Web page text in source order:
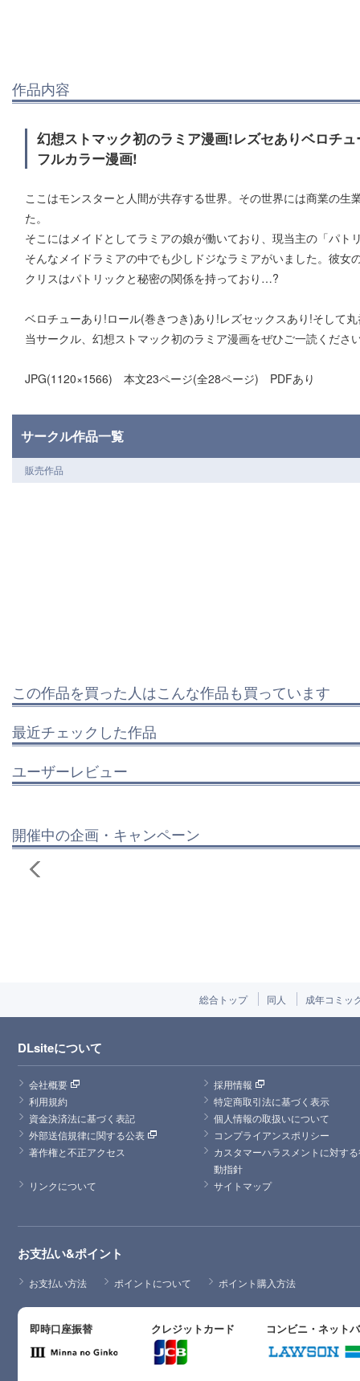
作品内容
幻想ストマック初のラミア漫画!レズセありベロチ
フルカラー漫画!
ここはモンスターと人間が共存する世界。その世界には商業の
た。
そこにはメイドとしてラミアの娘が働いており、現当主の「パト
そんなメイドラミアの中でも少しドジなラミアがいました。彼女
クリスはパトリックと秘密の関係を持っており…?
ベロチューあり!ロール(巻きつき)あり!レズセックスあり!そして
当サークル、幻想ストマック初のラミア漫画をぜひご一読くださ
JPG(1120×1566) 本文23ページ(全28ページ) PDFあり
サークル作品一覧
販売作品
この作品を買った人はこんな作品も買っています
最近チェックした作品
ユーザーレビュー
開催中の企画・キャンペーン
総合トップ 同人 成年コミッ
DLsiteについて
会社概要
採用情報
利用規約
特定商取引法に基づく表示
資金決済法に基づく表記
個人情報の取扱いについて
外部送信規律に関する公表
コンプライアンスポリシー
著作権と不正アクセス
カスタマーハラスメントに対す
動指針
リンクについて
サイトマップ
お支払い&ポイント
お支払い方法 ポイントについて ポイント購入方法
即時口座振替 クレジットカード コンビニ・ネット